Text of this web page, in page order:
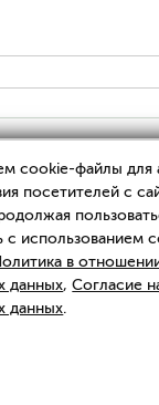
cookie-файлы для
посетителей с
с использованием
в
данных,Согласие
данных.